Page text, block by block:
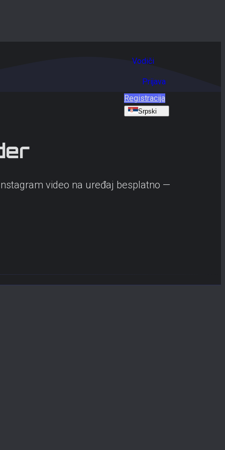
Vodiči
Prijava
Registracija
Srpski
video na uređaj besplatno —